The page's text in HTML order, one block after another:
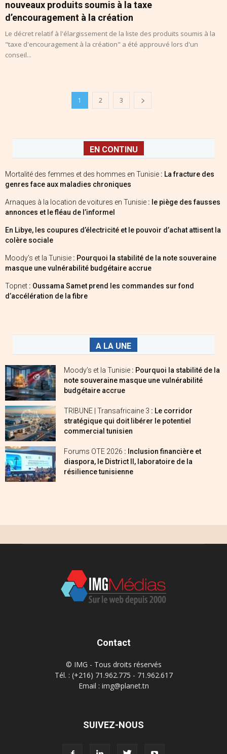
nouveaux produits soumis à la taxe
d’encouragement à la création
Le décret relatif à l'élargissement de la liste des produits soumis à la
"taxe d'encouragement à la création" a été approuvé lors d'un
conseil...
1 2 3
EN CONTINU
Mortalité des femmes et des hommes en Tunisie : La fracture des
genres face aux maladies chroniques
Arnaques à la location de voitures en Tunisie : le piège des fausses
annonces et le fléau de l’informel
En Libye, les coupures d’électricité et le pouvoir d’achat attisent la
colère sociale
Moody’s et la Tunisie : Pourquoi la stabilité de la note souveraine
masque une vulnérabilité budgétaire accrue
Topnet : Oussama Samet prend les commandes sur fond
d’accélération de la fibre
A LA UNE
Moody’s et la Tunisie : Pourquoi la stabilité de la
note souveraine masque une vulnérabilité
budgétaire accrue
TRIBUNE | Transafricaine 3 : Le corridor
stratégique qui doit libérer le potentiel
commercial tunisien
Forums OTE 2026 : Inclusion financière et
diaspora, le District II, laboratoire de la
résilience tunisienne
Contact
© IMG - Tous droits réservés
Tél. : (+216) 71.962.775 - 71.962.617
Email : img@planet.tn
SUIVEZ-NOUS